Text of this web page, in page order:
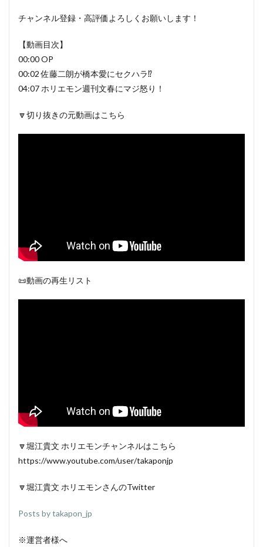
チャンネル登録・高評価よろしくお願いします！
【動画目次】
00:00 OP
00:02 佐藤二朗が橋本愛にセクハラ⁉
04:07 ホリエモン週刊文春にマジ怒り！
🔽切り抜きの元動画はこちら
📜動画の再生リスト
🔽堀江貴文 ホリエモンチャンネルはこちら
https://www.youtube.com/user/takaponjp
🔽堀江貴文 ホリエモンさんのTwitter
Posts by takapon_jp
※運営者様へ